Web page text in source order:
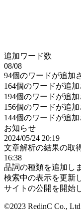
追加ワード数
08/08
94個のワードが追加
164個のワードが追加
194個のワードが追加
156個のワードが追加
144個のワードが追加
お知らせ
2024/05/24 20:19
文章解析の結果の取
16:38
品詞の種類を追加し
検索中の表示を更新
サイトの公開を開始
©2023 RedinC Co.,